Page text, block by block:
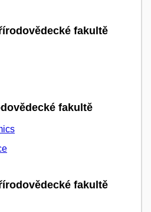
fakultě
fakultě
fakultě